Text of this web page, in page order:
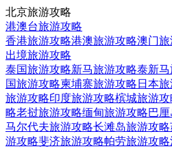
北京旅游攻略
港澳台旅游攻略
香港旅游攻略港澳旅游攻略澳门
出境旅游攻略
泰国旅游攻略新马旅游攻略泰新
国旅游攻略柬埔寨旅游攻略 日本
旅游攻略印度旅游攻略槟城旅游攻
略老挝旅游攻略缅甸旅游攻略巴
马尔代夫旅游攻略长滩岛旅游攻略
游攻略斐济旅游攻略帕劳旅游攻略